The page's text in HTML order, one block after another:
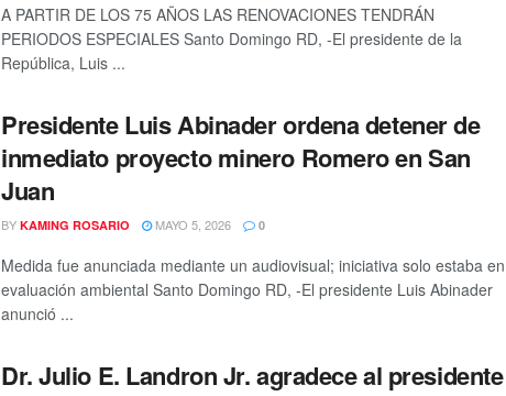
A PARTIR DE LOS 75 AÑOS LAS RENOVACIONES TENDRÁN
PERIODOS ESPECIALES Santo Domingo RD, -El presidente de la
República, Luis ...
Presidente Luis Abinader ordena detener de
inmediato proyecto minero Romero en San
Juan
BY KAMING ROSARIO MAYO 5, 2026 0
Medida fue anunciada mediante un audiovisual; iniciativa solo estaba en
evaluación ambiental Santo Domingo RD, -El presidente Luis Abinader
anunció ...
Dr. Julio E. Landron Jr. agradece al presidente